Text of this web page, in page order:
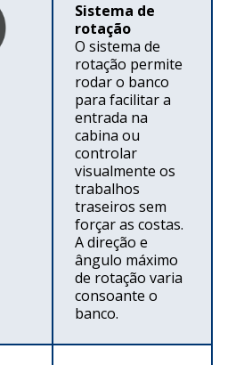
Sistema de
rotação
O sistema de
rotação permite
rodar o banco
para facilitar a
entrada na
cabina ou
controlar
visualmente os
trabalhos
traseiros sem
forçar as costas.
A direção e
ângulo máximo
de rotação varia
consoante o
banco.